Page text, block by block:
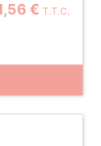
€ T.T.C.